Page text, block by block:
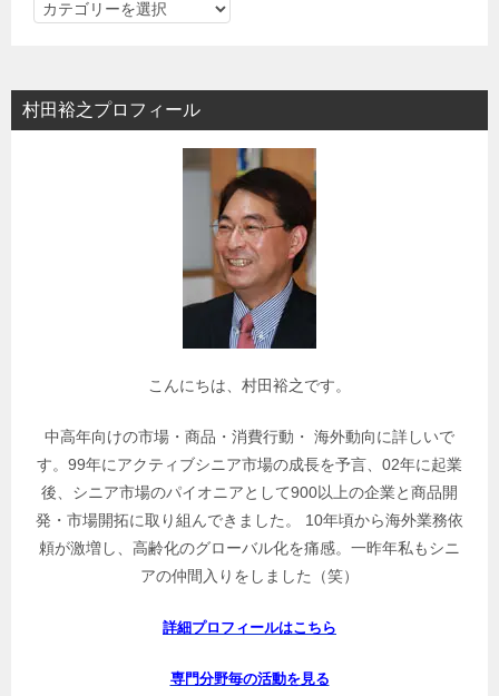
カ
リ
ー
村田裕之プロフィール
こんにちは、村田裕之です。
中高年向けの市場・商品・消費行動・ 海外動向に詳しいで
す。99年にアクティブシニア市場の成長を予言、02年に起業
後、シニア市場のパイオニアとして900以上の企業と商品開
発・市場開拓に取り組んできました。 10年頃から海外業務依
頼が激増し、高齢化のグローバル化を痛感。一昨年私もシニ
アの仲間入りをしました（笑）
詳細プロフィールはこちら
専門分野毎の活動を見る